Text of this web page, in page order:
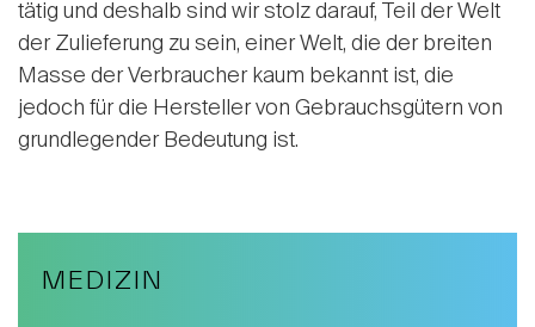
tätig und deshalb sind wir stolz darauf, Teil der Welt
der Zulieferung zu sein, einer Welt, die der breiten
Masse der Verbraucher kaum bekannt ist, die
jedoch für die Hersteller von Gebrauchsgütern von
grundlegender Bedeutung ist.
MEDIZIN